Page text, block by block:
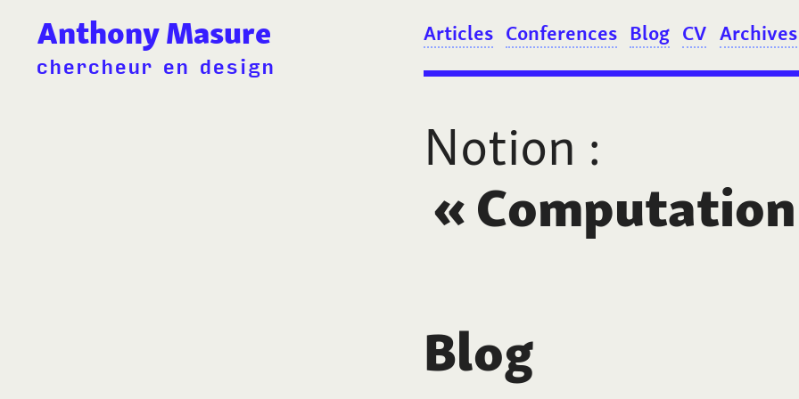
Anthony Masure
chercheur en design
Articles Conferences Blog CV Archives
Notion :
«Computation
Blog